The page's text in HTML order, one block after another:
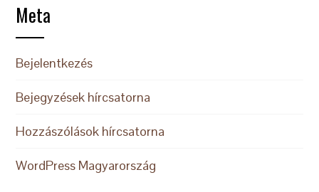
Meta
Bejelentkezés
Bejegyzések hírcsatorna
Hozzászólások hírcsatorna
WordPress Magyarország